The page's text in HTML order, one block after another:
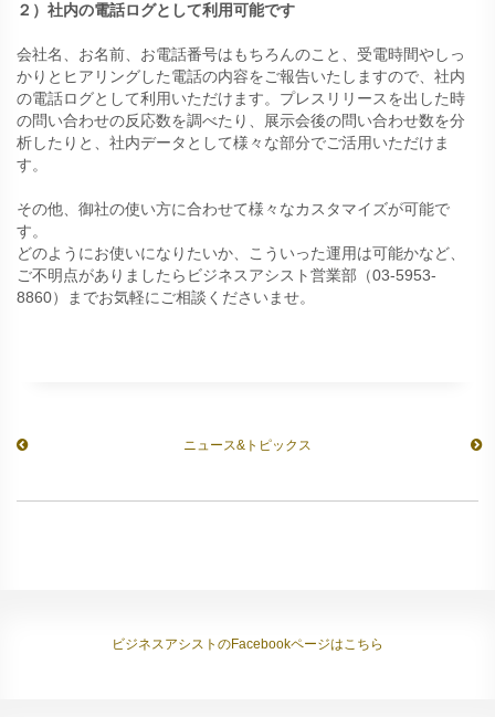
２）社内の電話ログとして利用可能です
会社名、お名前、お電話番号はもちろんのこと、受電時間やしっ
かりとヒアリングした電話の内容をご報告いたしますので、社内
の電話ログとして利用いただけます。プレスリリースを出した時
の問い合わせの反応数を調べたり、展示会後の問い合わせ数を分
析したりと、社内データとして様々な部分でご活用いただけま
す。
その他、御社の使い方に合わせて様々なカスタマイズが可能で
す。
どのようにお使いになりたいか、こういった運用は可能かなど、
ご不明点がありましたらビジネスアシスト営業部（03-5953-
8860）までお気軽にご相談くださいませ。
ニュース&トピックス
ビジネスアシストのFacebookページはこちら